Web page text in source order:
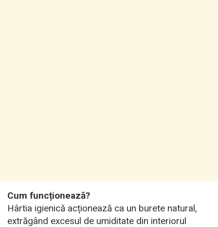
Cum funcționează?
Hârtia igienică acționează ca un burete natural,
extrăgând excesul de umiditate din interiorul